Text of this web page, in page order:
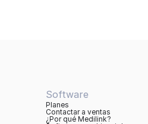
Software
Planes
Contactar a ventas
¿Por qué Medilink?